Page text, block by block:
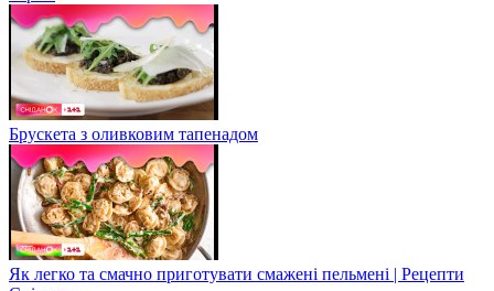
Брускета з оливковим тапенадом
Як легко та смачно приготувати смажені пельмені | Рецепти